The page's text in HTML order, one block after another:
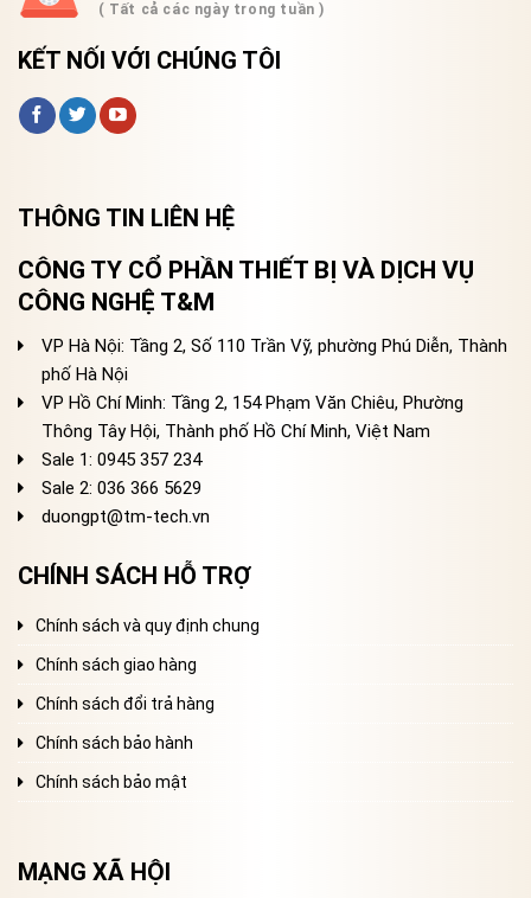
( Tất cả các ngày trong tuần )
KẾT NỐI VỚI CHÚNG TÔI
THÔNG TIN LIÊN HỆ
CÔNG TY CỔ PHẦN THIẾT BỊ VÀ DỊCH VỤ
CÔNG NGHỆ T&M
VP Hà Nội: Tầng 2, Số 110 Trần Vỹ, phường Phú Diễn, Thành
phố Hà Nội
VP Hồ Chí Minh: Tầng 2, 154 Phạm Văn Chiêu, Phường
Thông Tây Hội, Thành phố Hồ Chí Minh, Việt Nam
Sale 1: 0945 357 234
Sale 2: 036 366 5629
duongpt@tm-tech.vn
CHÍNH SÁCH HỖ TRỢ
Chính sách và quy định chung
Chính sách giao hàng
Chính sách đổi trả hàng
Chính sách bảo hành
Chính sách bảo mật
MẠNG XÃ HỘI